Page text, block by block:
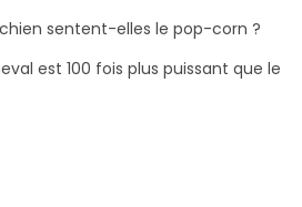
sentent-elles le pop-corn ?
est 100 fois plus puissant que le